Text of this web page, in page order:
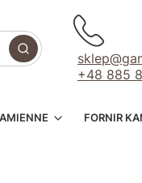
Szukaj
+48 885
FORNIR